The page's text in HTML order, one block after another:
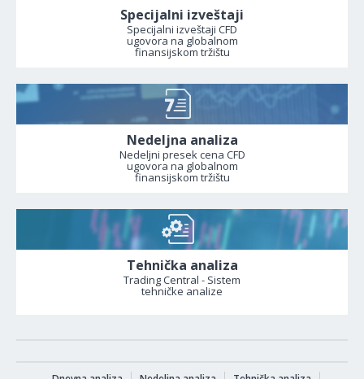
Specijalni izveštaji
Specijalni izveštaji CFD
ugovora na globalnom
finansijskom tržištu
Nedeljna analiza
Nedeljni presek cena CFD
ugovora na globalnom
finansijskom tržištu
Tehnička analiza
Trading Central - Sistem
tehničke analize